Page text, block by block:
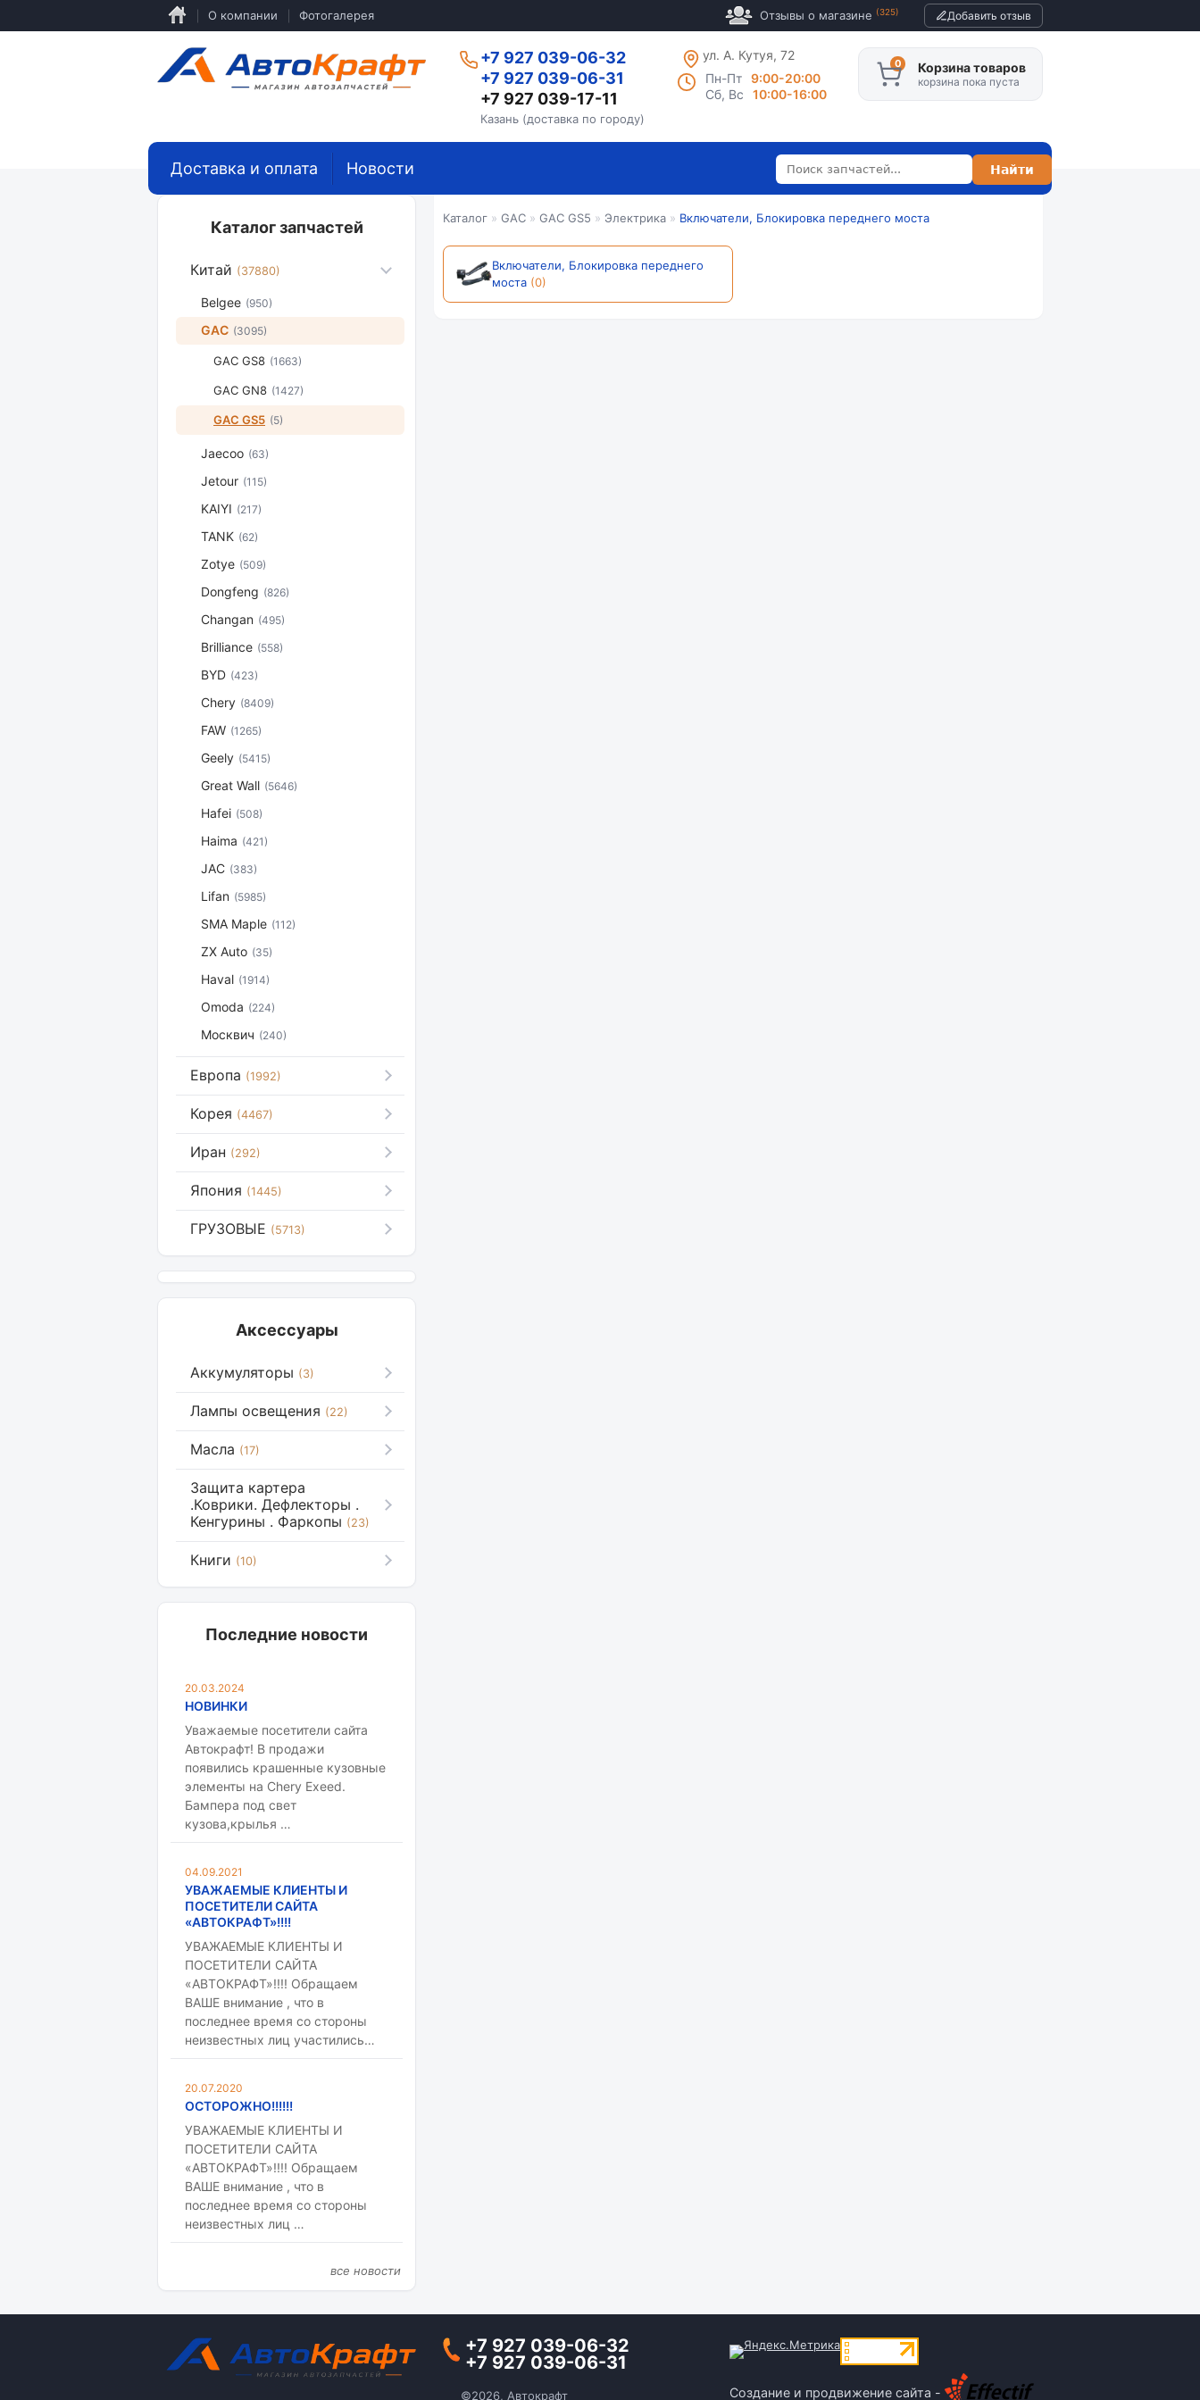
основному
О компании Фотогалерея Отзывы о магазине (325) Добавить отзыв
+7 927 039-06-32
+7 927 039-06-31
+7 927 039-17-11
Казань (доставка по городу)
ул. А. Кутуя, 72
Пн-Пт
9:00-20:00
Сб, Вс
10:00-16:00
Корзина товаров
корзина пока пуста
Каталог » GAC » GAC GS5 » Электрика » Включатели, Блокировка переднего моста
Включатели, Блокировка переднего
моста (0)
Доставка и оплата Новости
Каталог запчастей
Китай (37880)
Belgee (950)
GAC (3095)
GAC GS8 (1663)
GAC GN8 (1427)
GAC GS5 (5)
Jaecoo (63)
Jetour (115)
KAIYI (217)
TANK (62)
Zotye (509)
Dongfeng (826)
Changan (495)
Brilliance (558)
BYD (423)
Chery (8409)
FAW (1265)
Geely (5415)
Great Wall (5646)
Hafei (508)
Haima (421)
JAC (383)
Lifan (5985)
SMA Maple (112)
ZX Auto (35)
Haval (1914)
Omoda (224)
Москвич (240)
Европа (1992)
Корея (4467)
Иран (292)
Япония (1445)
ГРУЗОВЫЕ (5713)
Аксессуары
Аккумуляторы (3)
Лампы освещения (22)
Масла (17)
Защита картера
.Коврики. Дефлекторы .
Кенгурины . Фаркопы (23)
Книги (10)
Последние новости
20.03.2024
НОВИНКИ
Уважаемые посетители сайта
Автокрафт! В продажи
появились крашенные кузовные
элементы на Chery Exeed.
Бампера под свет
кузова,крылья …
04.09.2021
УВАЖАЕМЫЕ КЛИЕНТЫ И
ПОСЕТИТЕЛИ САЙТА
«АВТОКРАФТ»!!!!
УВАЖАЕМЫЕ КЛИЕНТЫ И
ПОСЕТИТЕЛИ САЙТА
«АВТОКРАФТ»!!!! Обращаем
ВАШЕ внимание , что в
последнее время со стороны
неизвестных лиц участились…
20.07.2020
ОСТОРОЖНО!!!!!!
УВАЖАЕМЫЕ КЛИЕНТЫ И
ПОСЕТИТЕЛИ САЙТА
«АВТОКРАФТ»!!!! Обращаем
ВАШЕ внимание , что в
последнее время со стороны
неизвестных лиц …
все новости
+7 927 039-06-32
+7 927 039-06-31
©2026, Автокрафт Создание и продвижение сайта -